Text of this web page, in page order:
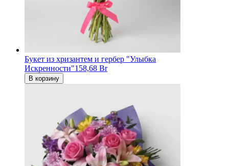
Букет из хризантем и гербер "Улыбка
Искренности"158,68 Br
В корзину